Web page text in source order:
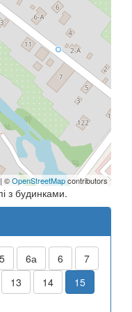
| ©OpenStreetMapcontributors
з будинками.
5 6а 6
7
13 14
15